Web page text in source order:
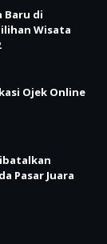
Baru di
Wisata
Ojek Online
Pasar Juara